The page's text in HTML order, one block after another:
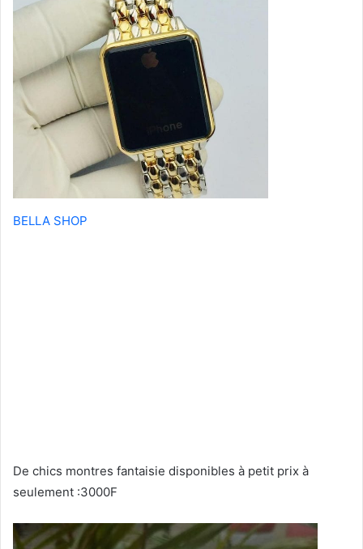
BELLA SHOP
De chics montres fantaisie disponibles à petit prix à
seulement :3000F